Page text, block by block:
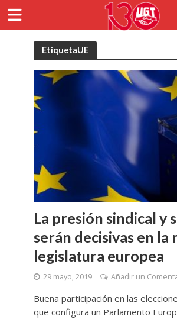
EtiquetaUE
La presión sindical y
serán decisivas en la
legislatura europea
29 mayo, 2019 Añadir un
Buena participación en las
que configura un Parlamento